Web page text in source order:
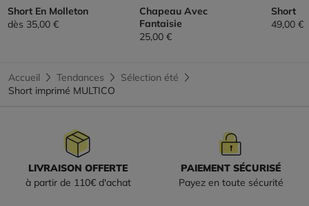
Short En Molleton
dès 35,00 €
Chapeau Avec
Fantaisie
25,00 €
Short
49,00 €
Accueil Tendances
Sélection été
Short imprimé MULTICO
LIVRAISON OFFERTE
à partir de 110€ d'achat
PAIEMENT SÉCURISÉ
Payez en toute sécurité